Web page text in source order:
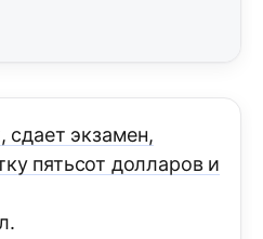
сдает экзамен,
пятьсот долларов и